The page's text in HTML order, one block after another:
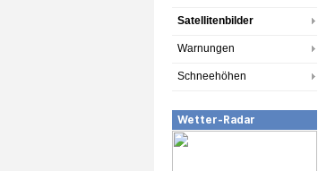
Satellitenbilder
Warnungen
Schneehöhen
Wetter-Radar